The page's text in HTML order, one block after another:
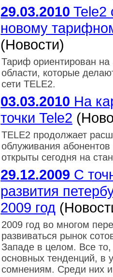
29.03.2010 Tele2
новому
(Новости)
Тариф ориентирован на
области, которые
сети TELE2.
03.03.2010 На
точки Tele2
TELE2 продолжает
облуживания
открыты сегодня на
29.12.2009 С
развития
2009 год
2009 год во многом
развиваться рынок
Западе в целом. Все то,
основных тенденций, в
сомнениям. Среди них и